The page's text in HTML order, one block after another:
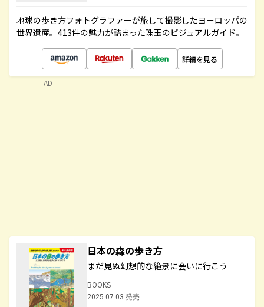
地球の歩き方フォトグラファーが旅して撮影したヨーロッパの
世界遺産。413件の魅力が詰まった珠玉のビジュアルガイド。
詳細を見る
日本の森の歩き方
まだ見ぬ幻想的な絶景に会いに行こう
BOOKS
2025.07.03 発売
AD